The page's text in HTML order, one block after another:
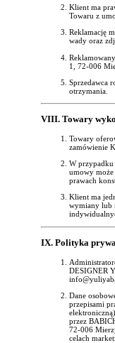
Klient ma
Towaru z
Reklamację
wady oraz
1, 72-006
Sprzedawca
otrzymania.
VIII. Towary
Towary
zamówienie
W przypadku
umowy
prawach
Klient ma
wymiany lub
IX. Polityka
DESIGNER
Dane
przepisami
przez
72-006
celach